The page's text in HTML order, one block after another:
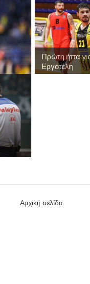
Πρώτη ήττα
Εργοτέλη
Αρχική σελίδα